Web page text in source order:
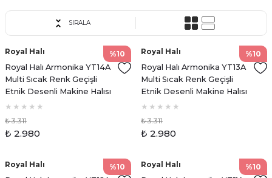
SIRALA
%10
Royal Halı
Royal Halı Armonika YT14A
Multi Sıcak Renk Geçişli
Etnik Desenli Makine Halısı
₺ 3.311
₺ 2.980
%10
Royal Halı
Royal Halı Armonika YT13A
Multi Sıcak Renk Geçişli
Etnik Desenli Makine Halısı
₺ 3.311
₺ 2.980
%10
Royal Halı
%10
Royal Halı